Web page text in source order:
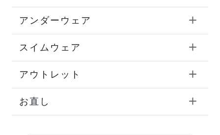
アンダーウェア
スイムウェア
アウトレット
お直し